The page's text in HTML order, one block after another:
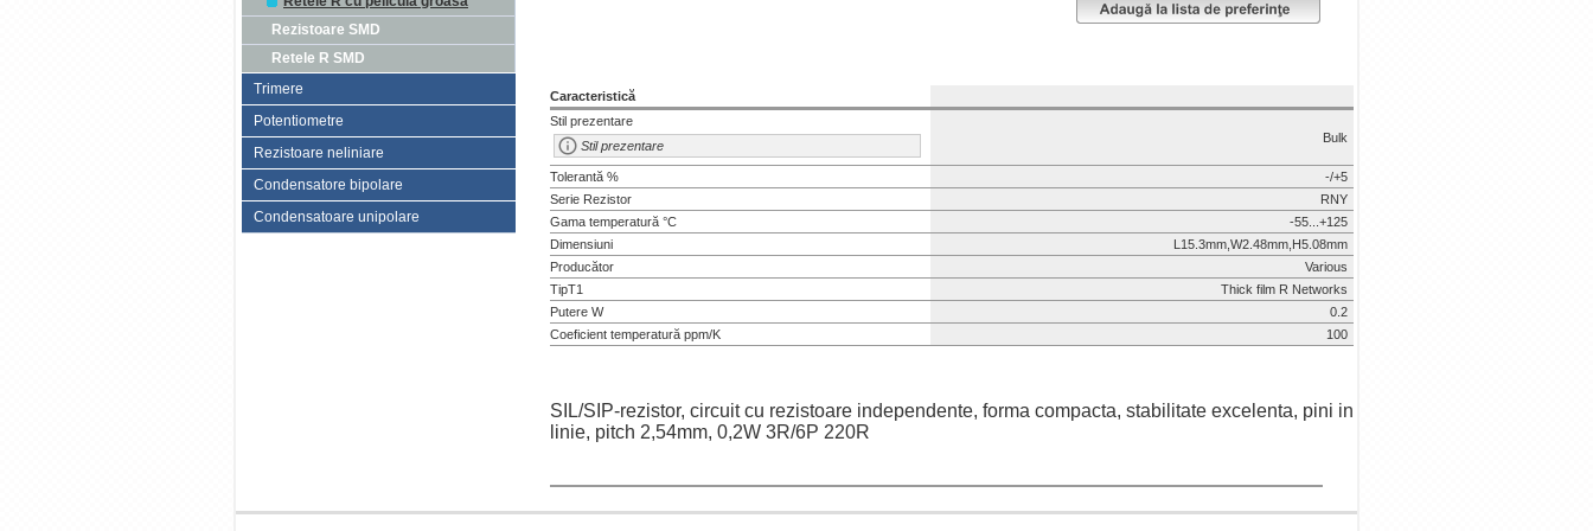
Rezistoare SMD
Retele R SMD
Trimere
Potentiometre
Rezistoare neliniare
Condensatore bipolare
Condensatoare unipolare
Caracteristică
Stil prezentare
Stil prezentare
Bulk
Tolerantă %
-/+5
Serie Rezistor
RNY
Gama temperatură °C
-55...+125
Dimensiuni
L15.3mm,W2.48mm,H5.08mm
Producător
Various
TipT1
Thick film R Networks
Putere W
0.2
Coeficient temperatură ppm/K
100
SIL/SIP-rezistor, circuit cu rezistoare independente, forma compacta, stabilitate excelenta, pini in
linie, pitch 2,54mm, 0,2W 3R/6P 220R